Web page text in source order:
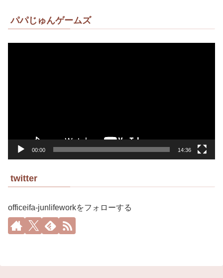
パパじゅんゲームズ
00:00 14:36
twitter
officeifa-junlifeworkをフォローする